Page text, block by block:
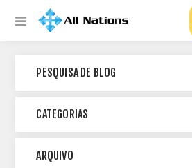
PESQUISA DE BLOG
CATEGORIAS
ARQUIVO